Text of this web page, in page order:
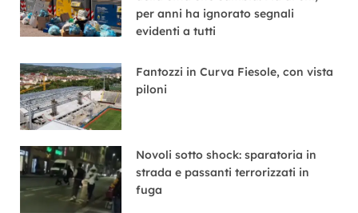
per anni ha ignorato segnali
evidenti a tutti
Fantozzi in Curva Fiesole, con vista
piloni
Novoli sotto shock: sparatoria in
strada e passanti terrorizzati in
fuga